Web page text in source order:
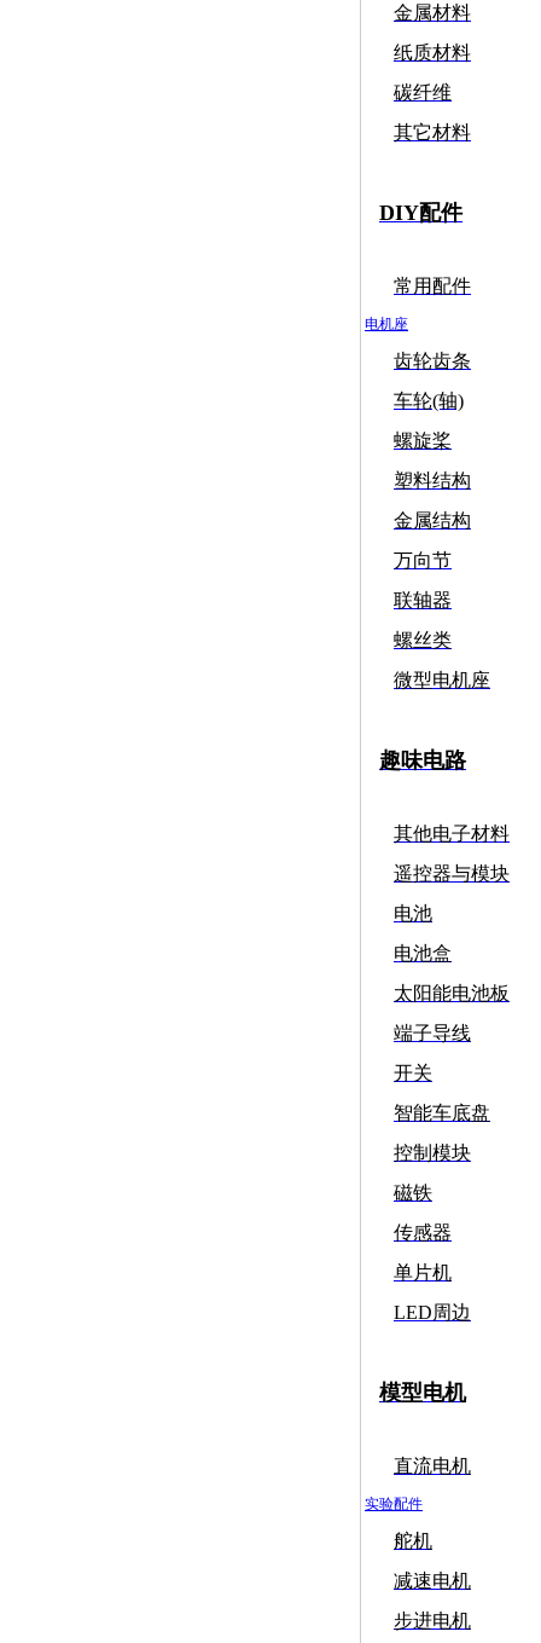
金属材料
纸质材料
碳纤维
其它材料
DIY配件
常用配件
电机座
齿轮齿条
车轮(轴)
螺旋桨
塑料结构
金属结构
万向节
联轴器
螺丝类
微型电机座
趣味电路
其他电子材料
遥控器与模块
电池
电池盒
太阳能电池板
端子导线
开关
智能车底盘
控制模块
磁铁
传感器
单片机
LED周边
模型电机
直流电机
实验配件
舵机
减速电机
步进电机